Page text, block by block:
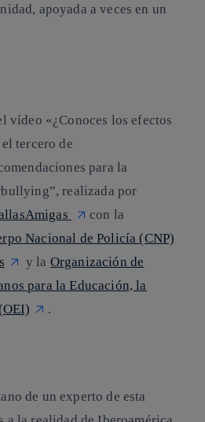
apoyada a veces en un
vídeo «¿Conoces los efectos
el tercero de
para la
”, realizada por
con la
Nacional de Policía (CNP)
y la Organización de
para la Educación, la
.
de un experto de esta